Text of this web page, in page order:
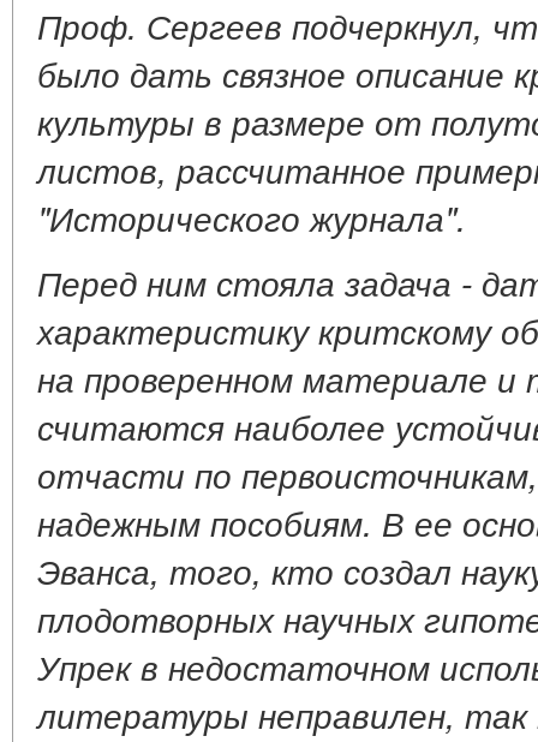
Проф. Сергеев подчеркнул,
было дать связное описание
культуры в размере от
листов, рассчитанное
"Исторического журнала".
Перед ним стояла задача -
характеристику критскому
на проверенном материале и
считаются наиболее
отчасти по
надежным пособиям. В ее
Эванса, того, кто создал
плодотворных научных
Упрек в недостаточном
литературы неправилен,